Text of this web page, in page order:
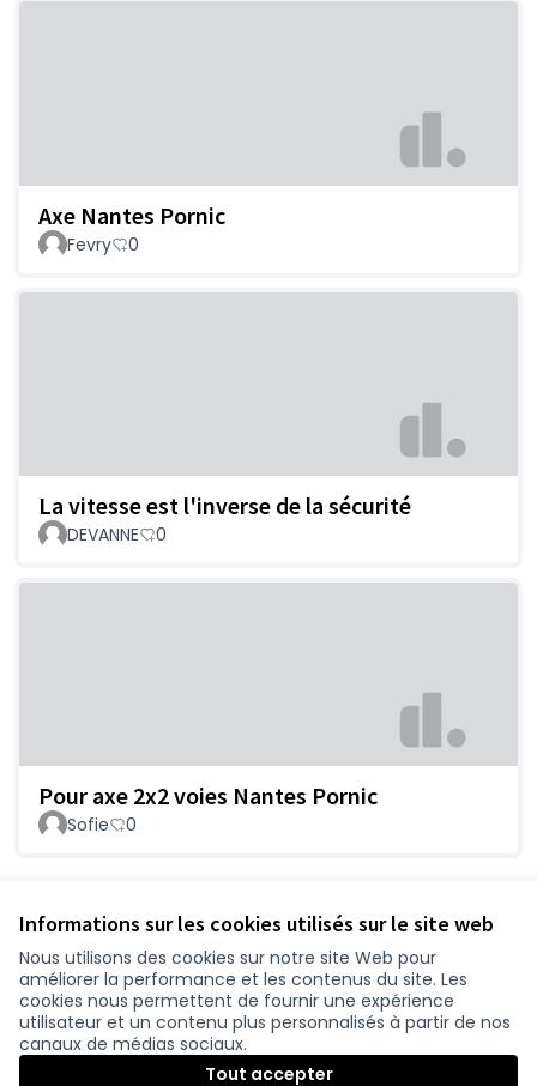
Informations sur les cookies utilisés sur le site web
Nous utilisons des cookies sur notre site Web pour
améliorer la performance et les contenus du site. Les
cookies nous permettent de fournir une expérience
utilisateur et un contenu plus personnalisés à partir de nos
canaux de médias sociaux.
Tout accepter
Axe Nantes Pornic
Fevry 0
La vitesse est l'inverse de la sécurité
DEVANNE 0
Pour axe 2x2 voies Nantes Pornic
Sofie 0
Conditions d'utilisation
Paramètres des cookies
participer.loire-atlantique.fr sur Facebook
(Nouvelle fenêtre)
participer.loire-atlantique.fr sur Instagram
(Nouvelle fenêtre)
participer.loire-atlantique.fr sur YouTube
(Nouvelle fenêtre)